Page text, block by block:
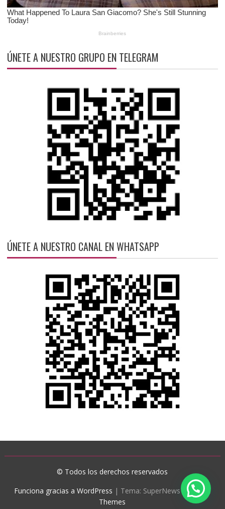
ÚNETE A NUESTRO GRUPO EN TELEGRAM
ÚNETE A NUESTRO CANAL EN WHATSAPP
© Todos los derechos reservados
Funciona gracias a WordPress | Tema: SuperNews deAcme
Themes